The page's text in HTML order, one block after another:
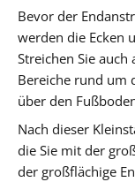
Bevor der
werden die Ecken
Streichen Sie
Bereiche rund um
über den
Nach dieser
die Sie mit der
der großflächige